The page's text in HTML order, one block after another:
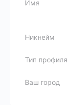
Имя
Никнейм
Тип профиля
Ваш город